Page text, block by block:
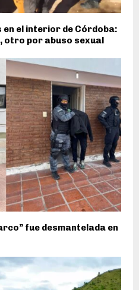
el interior de Córdoba:
otro por abuso sexual
fue desmantelada en